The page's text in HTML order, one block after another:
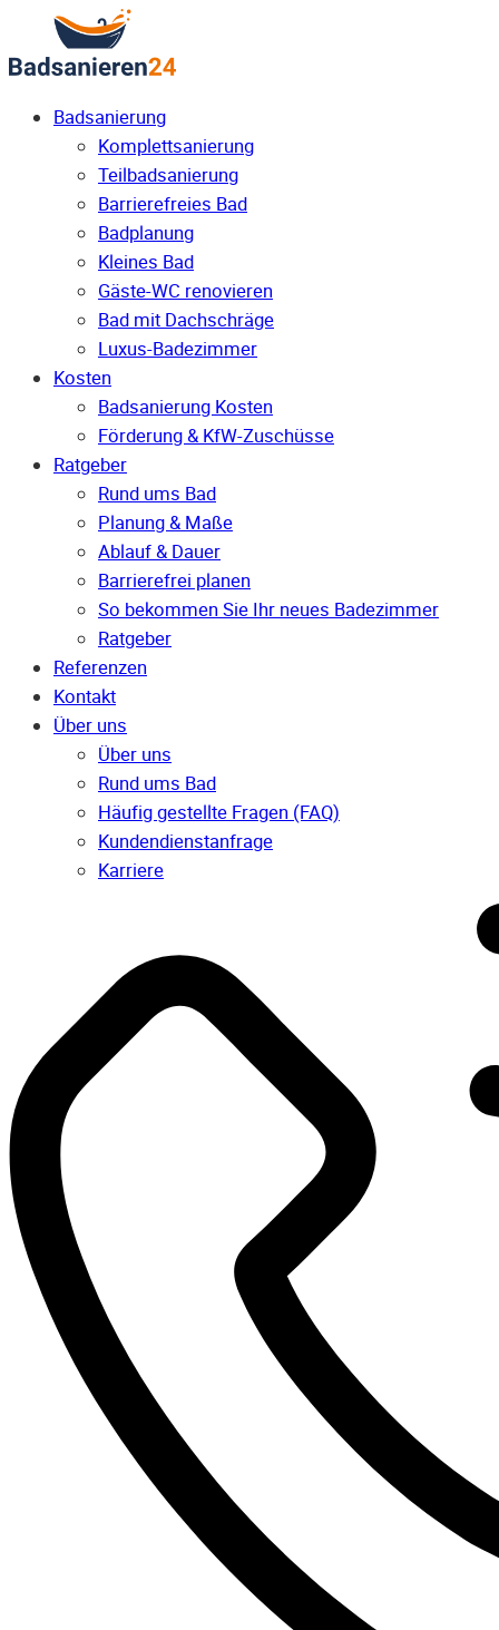
Badsanierung
Komplettsanierung
Teilbadsanierung
Barrierefreies Bad
Badplanung
Kleines Bad
Gäste-WC renovieren
Bad mit Dachschräge
Luxus-Badezimmer
Kosten
Badsanierung Kosten
Förderung & KfW-Zuschüsse
Ratgeber
Rund ums Bad
Planung & Maße
Ablauf & Dauer
Barrierefrei planen
So bekommen Sie Ihr neues Badezimmer
Ratgeber
Referenzen
Kontakt
Über uns
Über uns
Rund ums Bad
Häufig gestellte Fragen (FAQ)
Kunden­dienst­anfrage
Karriere